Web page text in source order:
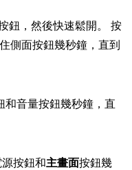
鈕，然後快速鬆開。 按
側面按鈕幾秒鐘，直到
和音量按鈕幾秒鐘，直
按鈕和主畫面按鈕幾